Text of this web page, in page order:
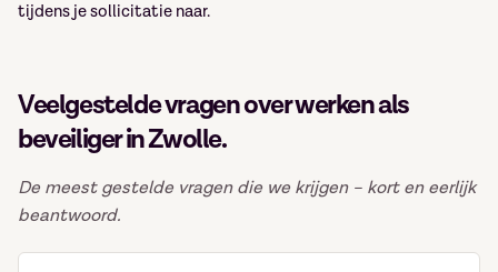
tijdens je sollicitatie naar.
Veelgestelde vragen over werken als
beveiliger in Zwolle.
De meest gestelde vragen die we krijgen – kort en eerlijk
beantwoord.